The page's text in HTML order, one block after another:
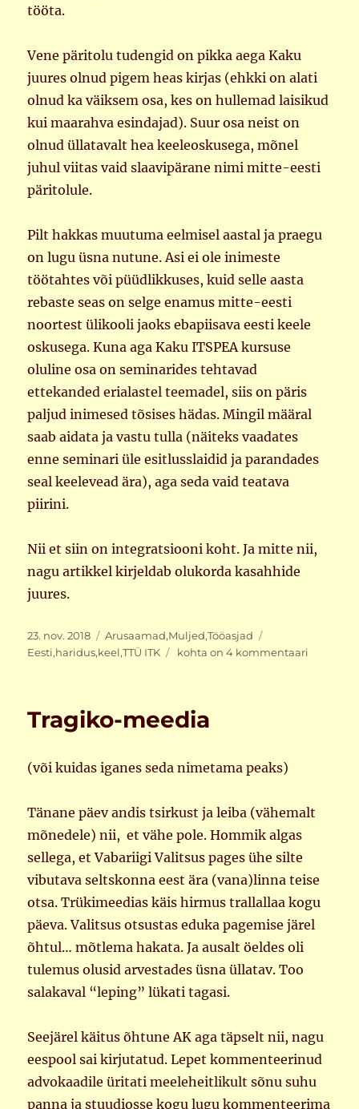
tööta.
Vene päritolu tudengid on pikka aega Kaku
juures olnud pigem heas kirjas (ehkki on alati
olnud ka väiksem osa, kes on hullemad laisikud
kui maarahva esindajad). Suur osa neist on
olnud üllatavalt hea keeleoskusega, mõnel
juhul viitas vaid slaavipärane nimi mitte-eesti
päritolule.
Pilt hakkas muutuma eelmisel aastal ja praegu
on lugu üsna nutune. Asi ei ole inimeste
töötahtes või püüdlikkuses, kuid selle aasta
rebaste seas on selge enamus mitte-eesti
noortest ülikooli jaoks ebapiisava eesti keele
oskusega. Kuna aga Kaku ITSPEA kursuse
oluline osa on seminarides tehtavad
ettekanded erialastel teemadel, siis on päris
paljud inimesed tõsises hädas. Mingil määral
saab aidata ja vastu tulla (näiteks vaadates
enne seminari üle esitlusslaidid ja parandades
seal keelevead ära), aga seda vaid teatava
piirini.
Nii et siin on integratsiooni koht. Ja mitte nii,
nagu artikkel kirjeldab olukorda kasahhide
juures.
Postitatud
23. nov. 2018 Rubriigid
Arusaamad,Muljed,Tööasjad
Eesti,haridus,keel,TTÜ ITK Integreerime?
kohta on 4 kommentaari
Tragiko-meedia
(või kuidas iganes seda nimetama peaks)
Tänane päev andis tsirkust ja leiba (vähemalt
mõnedele) nii, et vähe pole. Hommik algas
sellega, et Vabariigi Valitsus pages ühe silte
vibutava seltskonna eest ära (vana)linna teise
otsa. Trükimeedias käis hirmus trallallaa kogu
päeva. Valitsus otsustas eduka pagemise järel
õhtul… mõtlema hakata. Ja ausalt öeldes oli
tulemus olusid arvestades üsna üllatav. Too
salakaval “leping” lükati tagasi.
Seejärel käitus õhtune AK aga täpselt nii, nagu
eespool sai kirjutatud. Lepet kommenteerinud
advokaadile üritati meeleheitlikult sõnu suhu
panna ja stuudiosse kogu lugu kommenteerima